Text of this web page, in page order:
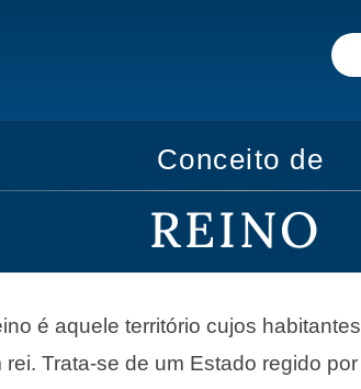
Conceito de
REINO
é aquele território cujos habitantes
Trata-se de um Estado regido por